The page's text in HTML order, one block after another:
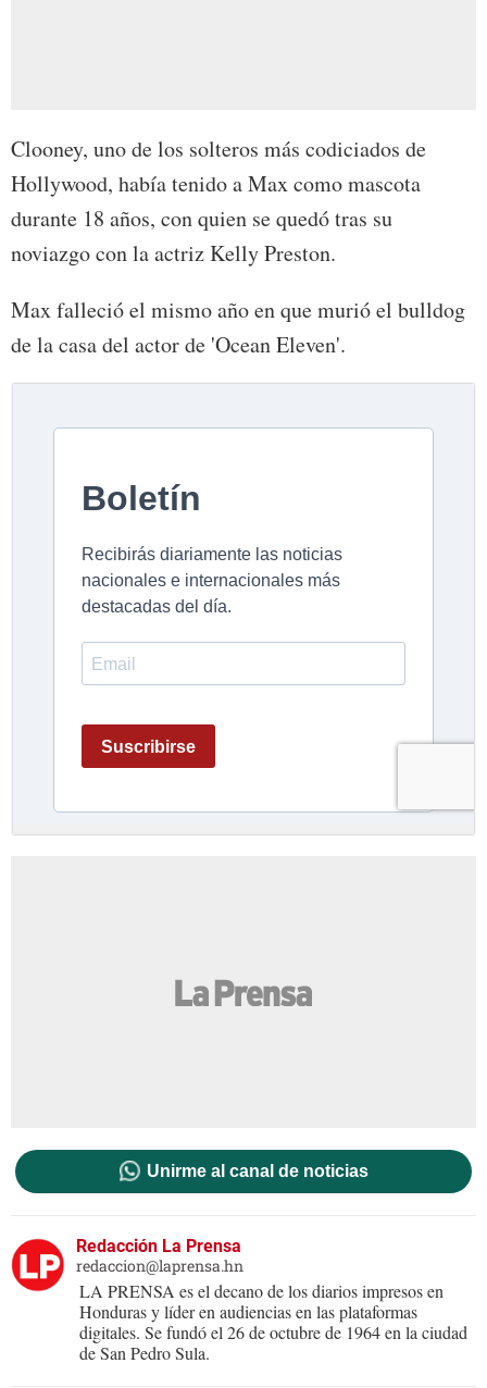
Clooney, uno de los solteros más codiciados de
Hollywood, había tenido a Max como mascota
durante 18 años, con quien se quedó tras su
noviazgo con la actriz Kelly Preston.
Max falleció el mismo año en que murió el bulldog
de la casa del actor de 'Ocean Eleven'.
Unirme al canal de noticias
Redacción La Prensa
redaccion@laprensa.hn
LA PRENSA es el decano de los diarios impresos en
Honduras y líder en audiencias en las plataformas
digitales. Se fundó el 26 de octubre de 1964 en la ciudad
de San Pedro Sula.